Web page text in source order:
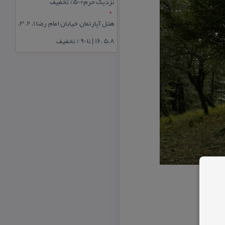
هتل آپارتمان خیابان امام رضا 1، 2، 3،
5،8 ،16 | تا 90 % تخفیف